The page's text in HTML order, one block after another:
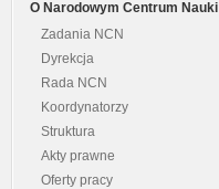
O Narodowym Centrum Nauki
Zadania NCN
Dyrekcja
Rada NCN
Koordynatorzy
Struktura
Akty prawne
Oferty pracy